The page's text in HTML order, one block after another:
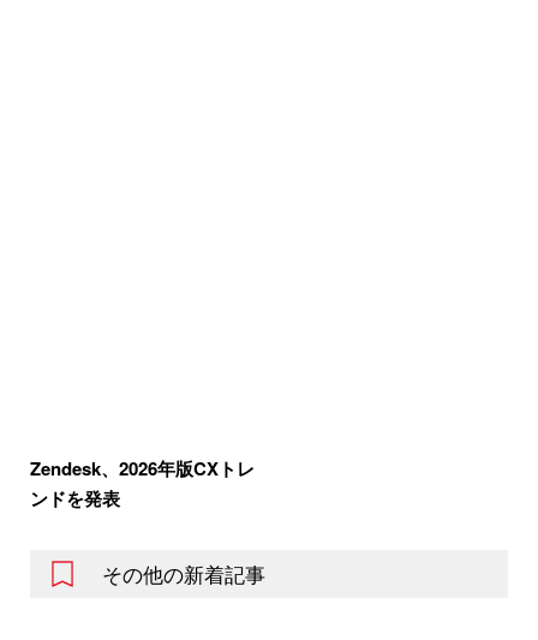
Zendesk、2026年版CXトレ
ンドを発表
その他の新着記事